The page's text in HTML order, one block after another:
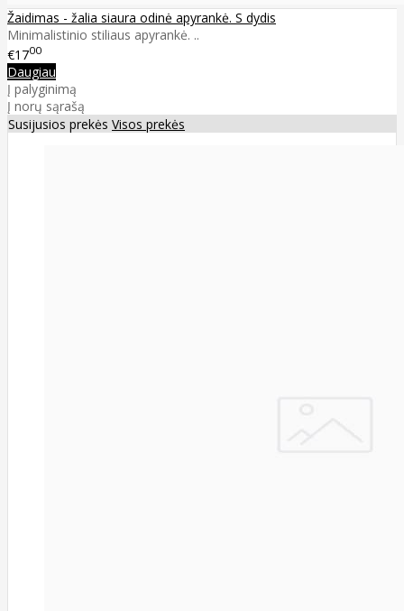
Žaidimas - žalia siaura odinė apyrankė. S dydis
Minimalistinio stiliaus apyrankė. ..
€1700
Daugiau
Į palyginimą
Į norų sąrašą
Susijusios prekės Visos prekės